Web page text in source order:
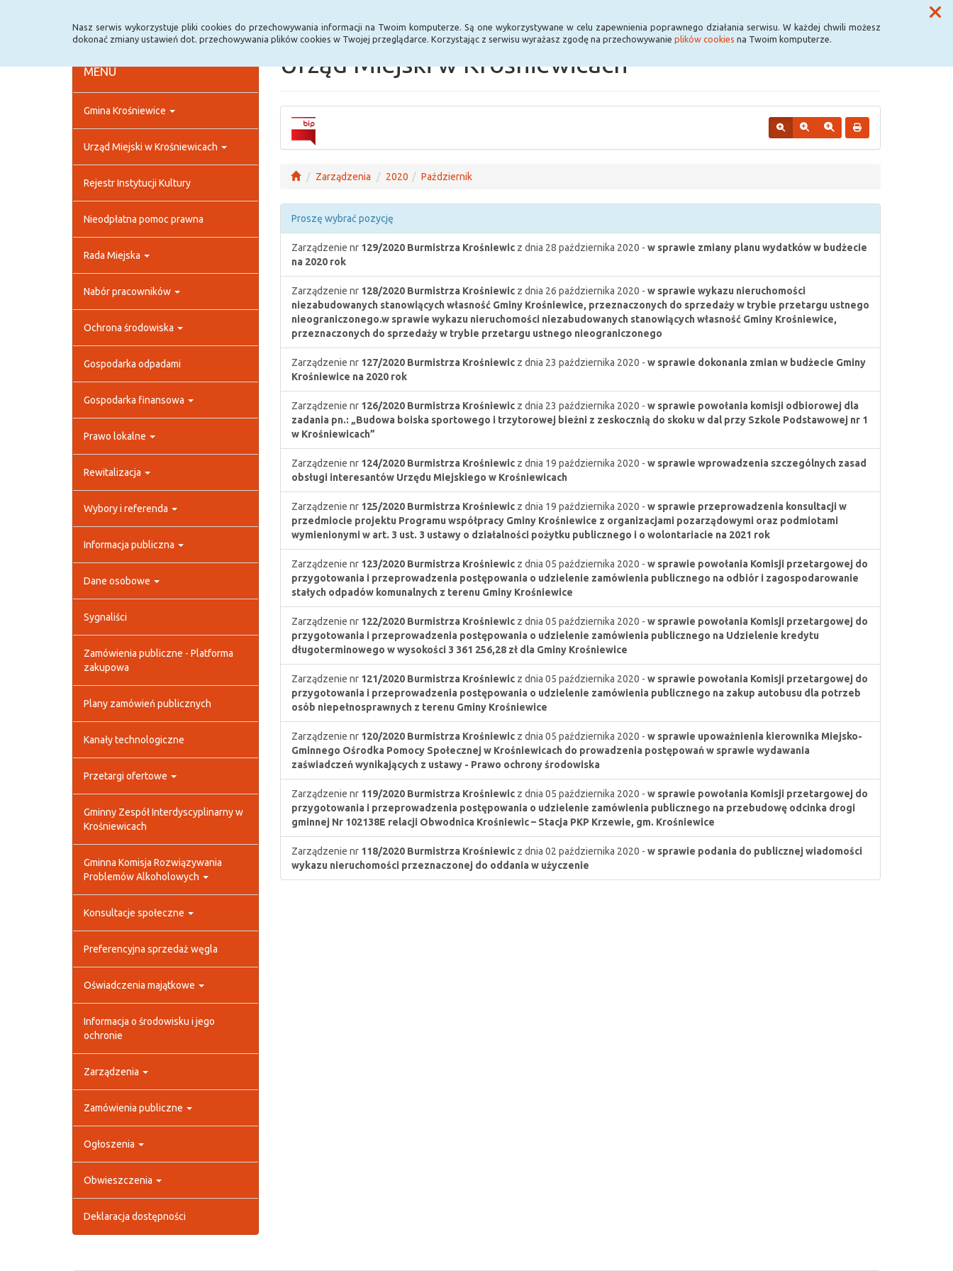
Nasz serwis wykorzystuje pliki cookies do przechowywania informacji na Twoim komputerze. Są one wykorzystywane w celu zapewnienia poprawnego działania serwisu. W każdej chwili możesz
dokonać zmiany ustawień dot. przechowywania plików cookies w Twojej przeglądarce. Korzystając z serwisu wyrażasz zgodę na przechowywanie plików cookies na Twoim komputerze.
MENU
Gmina Krośniewice
Urząd Miejski w Krośniewicach
Rejestr Instytucji Kultury
Nieodpłatna pomoc prawna
Rada Miejska
Nabór pracowników
Ochrona środowiska
Gospodarka odpadami
Gospodarka finansowa
Prawo lokalne
Rewitalizacja
Wybory i referenda
Informacja publiczna
Dane osobowe
Sygnaliści
Zamówienia publiczne - Platforma
zakupowa
Plany zamówień publicznych
Kanały technologiczne
Przetargi ofertowe
Gminny Zespół Interdyscyplinarny w
Krośniewicach
Gminna Komisja Rozwiązywania
Problemów Alkoholowych
Konsultacje społeczne
Preferencyjna sprzedaż węgla
Oświadczenia majątkowe
Informacja o środowisku i jego
ochronie
Zarządzenia
Zamówienia publiczne
Ogłoszenia
Obwieszczenia
Deklaracja dostępności
Urząd Miejski w Krośniewicach
Zarządzenia 2020 Październik
Proszę wybrać pozycję
Zarządzenie nr 129/2020 Burmistrza Krośniewicz dnia 28 października 2020 - w sprawie zmiany planu wydatków w budżecie
na 2020 rok
Zarządzenie nr 128/2020 Burmistrza Krośniewicz dnia 26 października 2020 - w sprawie wykazu nieruchomości
niezabudowanych stanowiących własność Gminy Krośniewice, przeznaczonych do sprzedaży w trybie przetargu ustnego
nieograniczonego.w sprawie wykazu nieruchomości niezabudowanych stanowiących własność Gminy Krośniewice,
przeznaczonych do sprzedaży w trybie przetargu ustnego nieograniczonego
Zarządzenie nr 127/2020 Burmistrza Krośniewicz dnia 23 października 2020 - w sprawie dokonania zmian w budżecie Gminy
Krośniewice na 2020 rok
Zarządzenie nr 126/2020 Burmistrza Krośniewicz dnia 23 października 2020 - w sprawie powołania komisji odbiorowej dla
zadania pn.: „Budowa boiska sportowego i trzytorowej bieżni z zeskocznią do skoku w dal przy Szkole Podstawowej nr 1
w Krośniewicach”
Zarządzenie nr 124/2020 Burmistrza Krośniewicz dnia 19 października 2020 - w sprawie wprowadzenia szczególnych zasad
obsługi interesantów Urzędu Miejskiego w Krośniewicach
Zarządzenie nr 125/2020 Burmistrza Krośniewicz dnia 19 października 2020 - w sprawie przeprowadzenia konsultacji w
przedmiocie projektu Programu współpracy Gminy Krośniewice z organizacjami pozarządowymi oraz podmiotami
wymienionymi w art. 3 ust. 3 ustawy o działalności pożytku publicznego i o wolontariacie na 2021 rok
Zarządzenie nr 123/2020 Burmistrza Krośniewicz dnia 05 października 2020 - w sprawie powołania Komisji przetargowej do
przygotowania i przeprowadzenia postępowania o udzielenie zamówienia publicznego na odbiór i zagospodarowanie
stałych odpadów komunalnych z terenu Gminy Krośniewice
Zarządzenie nr 122/2020 Burmistrza Krośniewicz dnia 05 października 2020 - w sprawie powołania Komisji przetargowej do
przygotowania i przeprowadzenia postępowania o udzielenie zamówienia publicznego na Udzielenie kredytu
długoterminowego w wysokości 3 361 256,28 zł dla Gminy Krośniewice
Zarządzenie nr 121/2020 Burmistrza Krośniewicz dnia 05 października 2020 - w sprawie powołania Komisji przetargowej do
przygotowania i przeprowadzenia postępowania o udzielenie zamówienia publicznego na zakup autobusu dla potrzeb
osób niepełnosprawnych z terenu Gminy Krośniewice
Zarządzenie nr 120/2020 Burmistrza Krośniewicz dnia 05 października 2020 - w sprawie upoważnienia kierownika Miejsko-
Gminnego Ośrodka Pomocy Społecznej w Krośniewicach do prowadzenia postępowań w sprawie wydawania
zaświadczeń wynikających z ustawy - Prawo ochrony środowiska
Zarządzenie nr 119/2020 Burmistrza Krośniewicz dnia 05 października 2020 - w sprawie powołania Komisji przetargowej do
przygotowania i przeprowadzenia postępowania o udzielenie zamówienia publicznego na przebudowę odcinka drogi
gminnej Nr 102138E relacji Obwodnica Krośniewic – Stacja PKP Krzewie, gm. Krośniewice
Zarządzenie nr 118/2020 Burmistrza Krośniewicz dnia 02 października 2020 - w sprawie podania do publicznej wiadomości
wykazu nieruchomości przeznaczonej do oddania w użyczenie